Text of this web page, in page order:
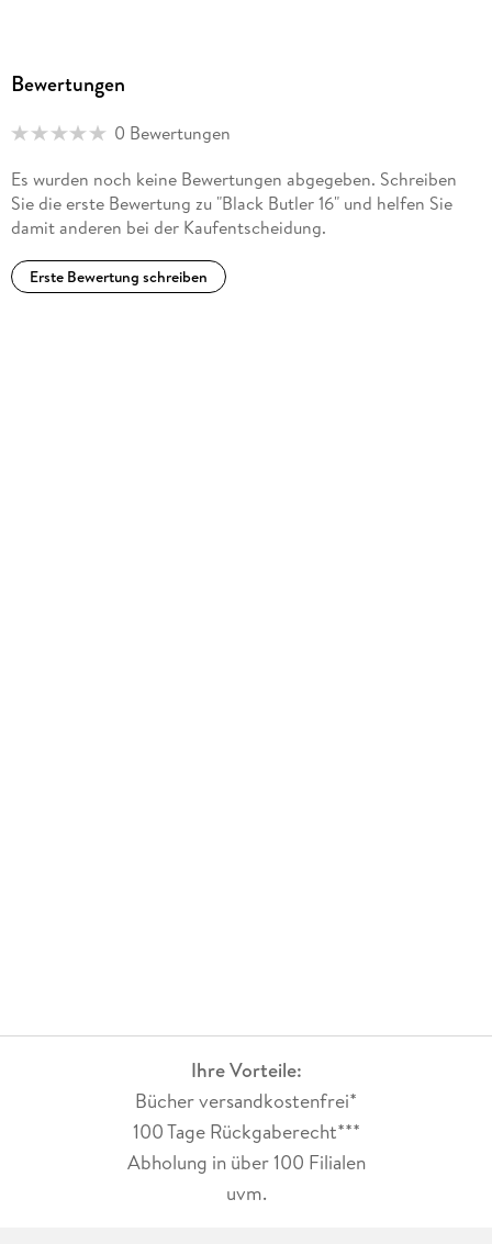
Bewertungen
0 Bewertungen
Es wurden noch keine Bewertungen abgegeben. Schreiben
Sie die erste Bewertung zu "Black Butler 16" und helfen Sie
damit anderen bei der Kaufentscheidung.
Erste Bewertung schreiben
Ihre Vorteile:
Bücher versandkostenfrei*
100 Tage Rückgaberecht***
Abholung in über 100 Filialen
uvm.